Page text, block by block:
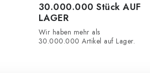
30.000.000 Stück AUF
LAGER
Wir haben mehr als
30.000.000 Artikel auf Lager.